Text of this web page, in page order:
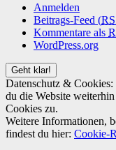
Anmelden
Beitrags-Feed (
Kommentare als
WordPress.org
Datenschutz &
du die Website
Cookies zu.
Weitere Informationen,
findest du hier: Cookie-